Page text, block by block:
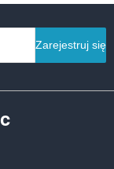
Zarejestruj się